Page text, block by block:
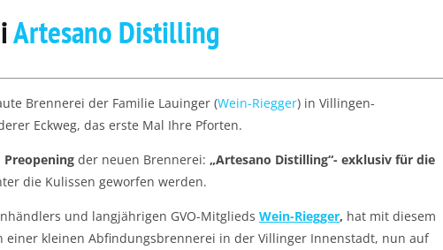
Artesano Distilling
Brennerei der Familie Lauinger (Wein-Riegger) in Villingen-
Eckweg, das erste Mal Ihre Pforten.
Preopening der neuen Brennerei: „Artesano Distilling“- exklusiv für die
die Kulissen geworfen werden.
und langjährigen GVO-Mitglieds Wein-Riegger, hat mit diesem
einer kleinen Abfindungsbrennerei in der Villinger Innenstadt, nun auf